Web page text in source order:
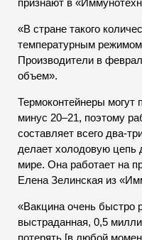
признают в
«В стране такого
температурным
Производители в
объем».
Термоконтейнеры могут
минус 20–21, поэтому
составляет всего два-
делает холодовую цепь
мире. Она работает на
Елена Зелинская из
«Вакцина очень быстро
выстраданная, 0,5
потерять [в любой